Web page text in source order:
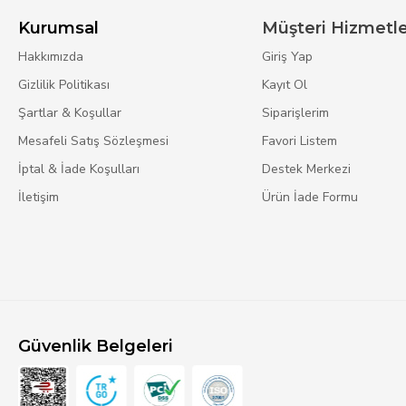
Kurumsal
Hakkımızda
Gizlilik Politikası
Şartlar & Koşullar
Mesafeli Satış Sözleşmesi
İptal & İade Koşulları
İletişim
Müşteri
Giriş Yap
Kayıt Ol
Siparişlerim
Favori Listem
Destek Merkezi
Ürün İade Formu
Güvenlik Belgeleri